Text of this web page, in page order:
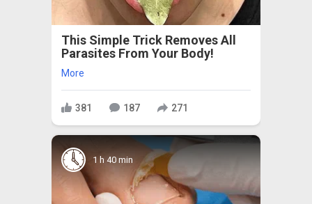
This Simple Trick Removes All
Parasites From Your Body!
More
381 187 271
1 h 40 min